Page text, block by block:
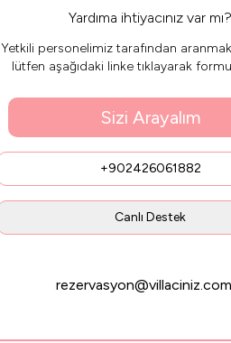
Yardıma ihtiyacınız var mı?
Yetkili personelimiz tarafından
lütfen aşağıdaki linke tıklayarak
Sizi Arayalım
+902426061882
Canlı Destek